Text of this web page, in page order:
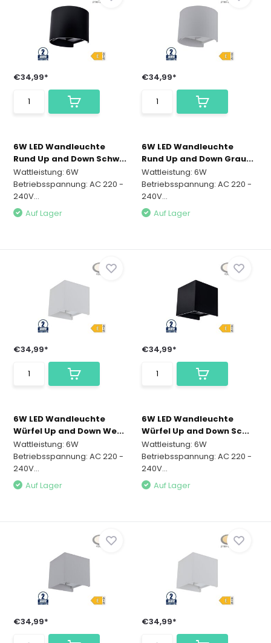
€34,99*
6W LED Wandleuchte
Rund Up and Down Schw...
Wattleistung: 6W
Betriebsspannung: AC 220 -
240V...
Auf Lager
€34,99*
6W LED Wandleuchte
Rund Up and Down Grau...
Wattleistung: 6W
Betriebsspannung: AC 220 -
240V...
Auf Lager
€34,99*
6W LED Wandleuchte
Würfel Up and Down We...
Wattleistung: 6W
Betriebsspannung: AC 220 -
240V...
Auf Lager
€34,99*
6W LED Wandleuchte
Würfel Up and Down Sc...
Wattleistung: 6W
Betriebsspannung: AC 220 -
240V...
Auf Lager
€34,99* €34,99*